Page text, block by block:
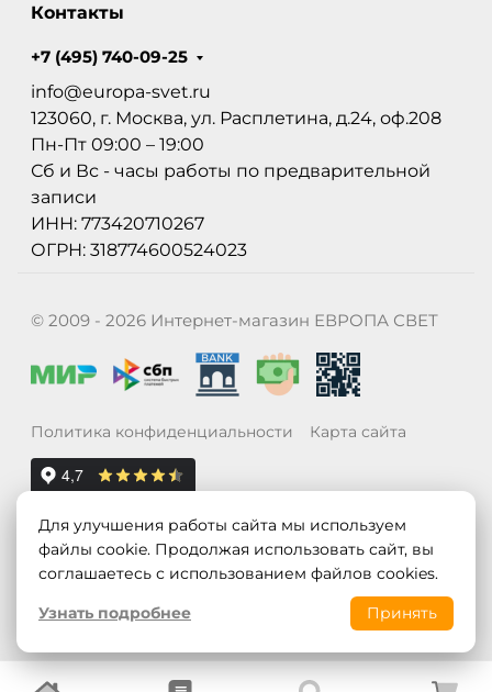
Контакты
+7 (495) 740-09-25
info@europa-svet.ru
123060, г. Москва, ул. Расплетина, д.24, оф.208
Пн-Пт 09:00 – 19:00
Сб и Вс - часы работы по предварительной
записи
ИНН: 773420710267
ОГРН: 318774600524023
© 2009 - 2026 Интернет-магазин ЕВРОПА СВЕТ
Политика конфиденциальности Карта сайта
Для улучшения работы сайта мы используем
файлы cookie. Продолжая использовать сайт, вы
соглашаетесь с использованием файлов cookies.
Узнать подробнее
Принять